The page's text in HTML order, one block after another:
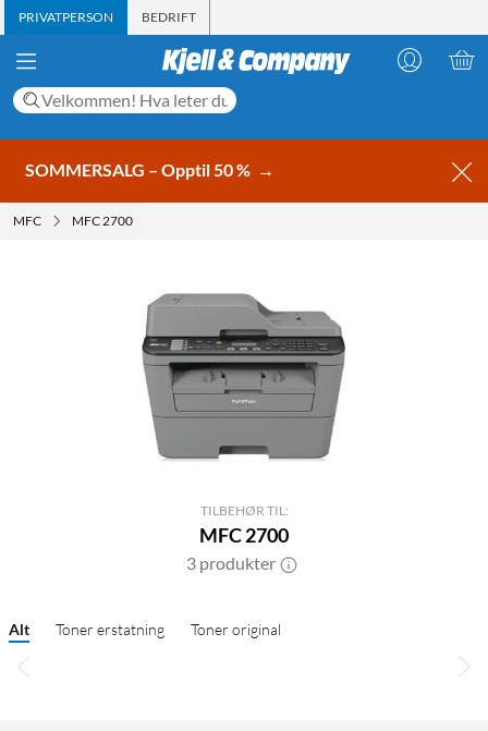
PRIVATPERSON BEDRIFT
SOMMERSALG – Opptil 50 % →
MFC MFC 2700
TILBEHØR TIL:
MFC 2700
3 produkter
Alt Toner erstatning Toner original